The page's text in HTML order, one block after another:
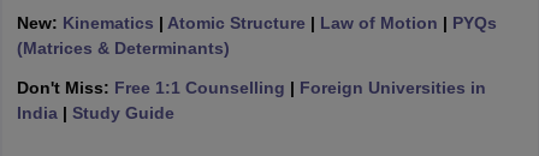
Andhra Pradesh
Engineering Colleges in Madhya Pradesh
Colleges in India
Top Private Engineering Colleges in India
New: Kinematics | Atomic Structure | Law of Motion | PYQs
(Matrices & Determinants)
Don't Miss: Free 1:1 Counselling | Foreign Universities in
India | Study Guide